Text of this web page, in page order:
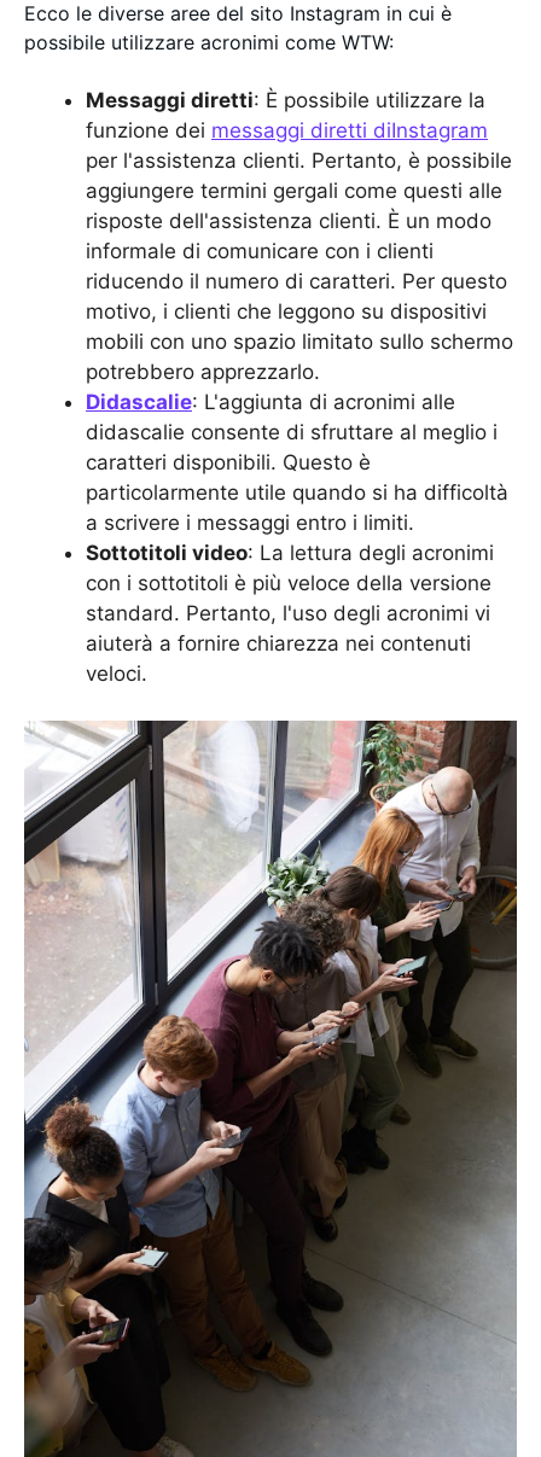
Ecco le diverse aree del sito Instagram in cui è
possibile utilizzare acronimi come WTW:
Messaggi diretti: È possibile utilizzare la
funzione dei messaggi diretti diInstagram
per l'assistenza clienti. Pertanto, è possibile
aggiungere termini gergali come questi alle
risposte dell'assistenza clienti. È un modo
informale di comunicare con i clienti
riducendo il numero di caratteri. Per questo
motivo, i clienti che leggono su dispositivi
mobili con uno spazio limitato sullo schermo
potrebbero apprezzarlo.
Didascalie: L'aggiunta di acronimi alle
didascalie consente di sfruttare al meglio i
caratteri disponibili. Questo è
particolarmente utile quando si ha difficoltà
a scrivere i messaggi entro i limiti.
Sottotitoli video: La lettura degli acronimi
con i sottotitoli è più veloce della versione
standard. Pertanto, l'uso degli acronimi vi
aiuterà a fornire chiarezza nei contenuti
veloci.